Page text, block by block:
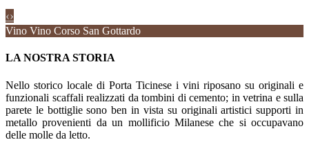
‹›
Vino Vino Corso San Gottardo
LA NOSTRA STORIA
Nello storico locale di Porta Ticinese i vini riposano su originali e
funzionali scaffali realizzati da tombini di cemento; in vetrina e sulla
parete le bottiglie sono ben in vista su originali artistici supporti in
metallo provenienti da un mollificio Milanese che si occupavano
delle molle da letto.